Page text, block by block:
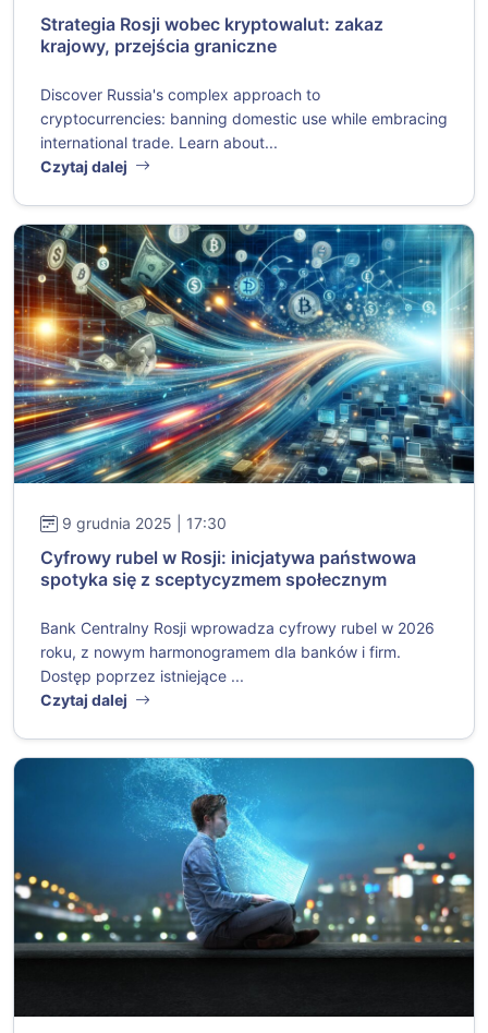
Strategia Rosji wobec kryptowalut: zakaz
krajowy, przejścia graniczne
Discover Russia's complex approach to
cryptocurrencies: banning domestic use while embracing
international trade. Learn about...
Czytaj dalej
9 grudnia 2025 | 17:30
Cyfrowy rubel w Rosji: inicjatywa państwowa
spotyka się z sceptycyzmem społecznym
Bank Centralny Rosji wprowadza cyfrowy rubel w 2026
roku, z nowym harmonogramem dla banków i firm.
Dostęp poprzez istniejące ...
Czytaj dalej